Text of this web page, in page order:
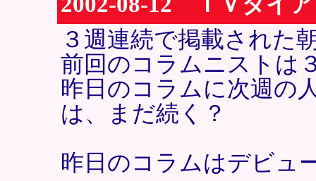
３週連続で掲載された
前回のコラムニストは
昨日のコラムに次週の
は、まだ続く？
昨日のコラムはデビュ